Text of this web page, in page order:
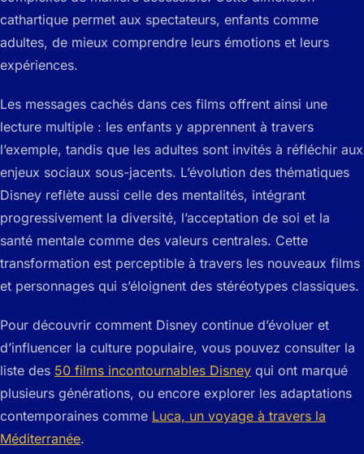
cathartique permet aux spectateurs, enfants comme
adultes, de mieux comprendre leurs émotions et leurs
expériences.
Les messages cachés dans ces films offrent ainsi une
lecture multiple : les enfants y apprennent à travers
l’exemple, tandis que les adultes sont invités à réfléchir aux
enjeux sociaux sous-jacents. L’évolution des thématiques
Disney reflète aussi celle des mentalités, intégrant
progressivement la diversité, l’acceptation de soi et la
santé mentale comme des valeurs centrales. Cette
transformation est perceptible à travers les nouveaux films
et personnages qui s’éloignent des stéréotypes classiques.
Pour découvrir comment Disney continue d’évoluer et
d’influencer la culture populaire, vous pouvez consulter la
liste des 50 films incontournables Disney qui ont marqué
plusieurs générations, ou encore explorer les adaptations
contemporaines comme Luca, un voyage à travers la
Méditerranée.